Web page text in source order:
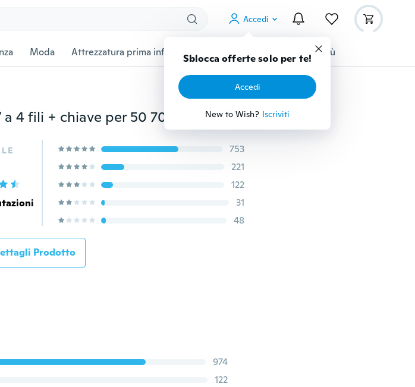
Accedi
Sblocca offerte solo per te!
Accedi
New to Wish? Iscriviti
Moda Attrezzatura prima infanzia Accessori per animali Di più
Interruttore di accensione ATV a 4 fili + chiave per 50 70 90 110 125 150 200 250CC TaoTao
753
221
122
31
48
Prodotto
974
122